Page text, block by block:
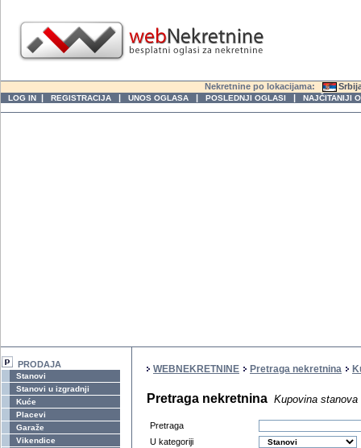
Nekretnine po lokacijama:
LOG IN | REGISTRACIJA | UNOS OGLASA | POSLEDNJI OGLASI | NAJČITANIJI
PRODAJA
Stanovi
Stanovi u izgradnji
Kuće
Placevi
Garaže
Vikendice
WEBNEKRETNINE Pretraga nekretnina
Pretraga nekretnina Kupovina stanova
Pretraga
U kategoriji